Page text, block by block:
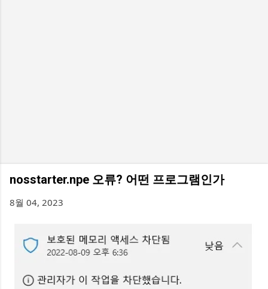
nosstarter.npe 오류? 어떤 프로그램인가
8월 04, 2023